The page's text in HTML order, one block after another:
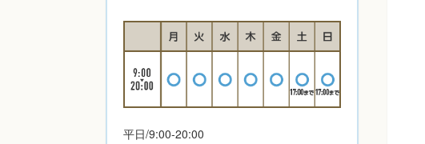
平日/9:00-20:00